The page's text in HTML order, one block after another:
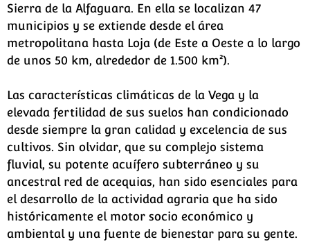
Sierra de la Alfaguara. En ella se localizan 47
municipios y se extiende desde el área
metropolitana hasta Loja (de Este a Oeste a lo largo
de unos 50 km, alrededor de 1.500 km²).
Las características climáticas de la Vega y la
elevada fertilidad de sus suelos han condicionado
desde siempre la gran calidad y excelencia de sus
cultivos. Sin olvidar, que su complejo sistema
fluvial, su potente acuífero subterráneo y su
ancestral red de acequias, han sido esenciales para
el desarrollo de la actividad agraria que ha sido
históricamente el motor socio económico y
ambiental y una fuente de bienestar para su gente.